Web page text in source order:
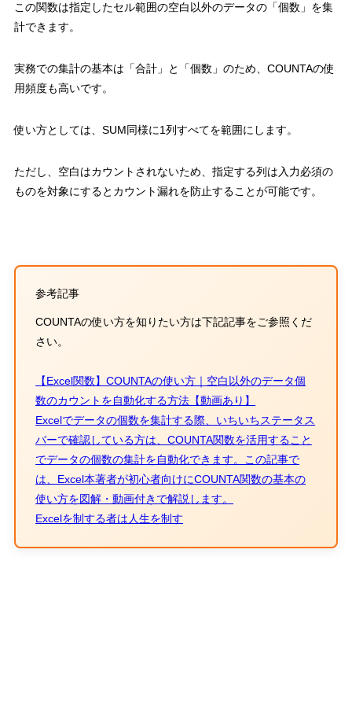
この関数は指定したセル範囲の空白以外のデータの「個数」を集
計できます。
実務での集計の基本は「合計」と「個数」のため、 COUNTAの使
用頻度も高いです。
使い方としては、 SUM同様に1列すべてを範囲にします。
ただし、空白はカウントされないため、 指定する列は入力必須の
ものを対象にするとカウント漏れを防止することが可能です。
参考記事
COUNTAの使い方を知りたい方は下記記事をご参照くだ
さい。
【Excel関数】COUNTAの使い方｜空白以外のデータ個
数のカウントを自動化する方法【動画あり】
Excelでデータの個数を集計する際、いちいちステータス
バーで確認している方は、COUNTA関数を活用すること
でデータの個数の集計を自動化できます。この記事で
は、Excel本著者が初心者向けにCOUNTA関数の基本の
使い方を図解・動画付きで解説します。
Excelを制する者は人生を制す